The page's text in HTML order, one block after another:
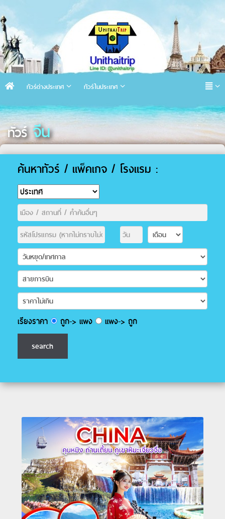
ทัวร์ต่างประเทศ ทัวร์ในประเทศ
ทัวร์ จีน
ค้นหาทัวร์ / แพ็คเกจ / โรงแรม :
เรียงราคา ถูก-> แพง แพง-> ถูก